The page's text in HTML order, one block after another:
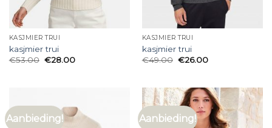
KASJMIER TRUI
kasjmier trui
€53.00 €28.00
KASJMIER TRUI
kasjmier trui
€49.00 €26.00
Aanbieding! Aanbieding!